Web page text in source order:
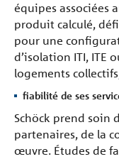
équipes associées
produit calculé,
pour une
d’isolation ITI, ITE
logements
fiabilité de ses
Schöck prend soin
partenaires, de la
œuvre. Études de